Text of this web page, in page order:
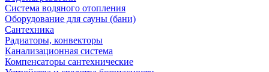
Система водяного отопления
Оборудование для сауны (бани)
Сантехника
Радиаторы, конвекторы
Канализационная система
Компенсаторы сантехнические